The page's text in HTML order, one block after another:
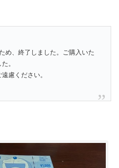
め、終了しました。ご購入いた
。
慮ください。